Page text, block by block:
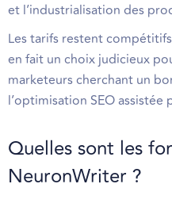
et l’industrialisation des
Les tarifs restent
en fait un choix judicieux
marketeurs cherchant un
l’optimisation SEO assistée
Quelles sont les
NeuronWriter ?